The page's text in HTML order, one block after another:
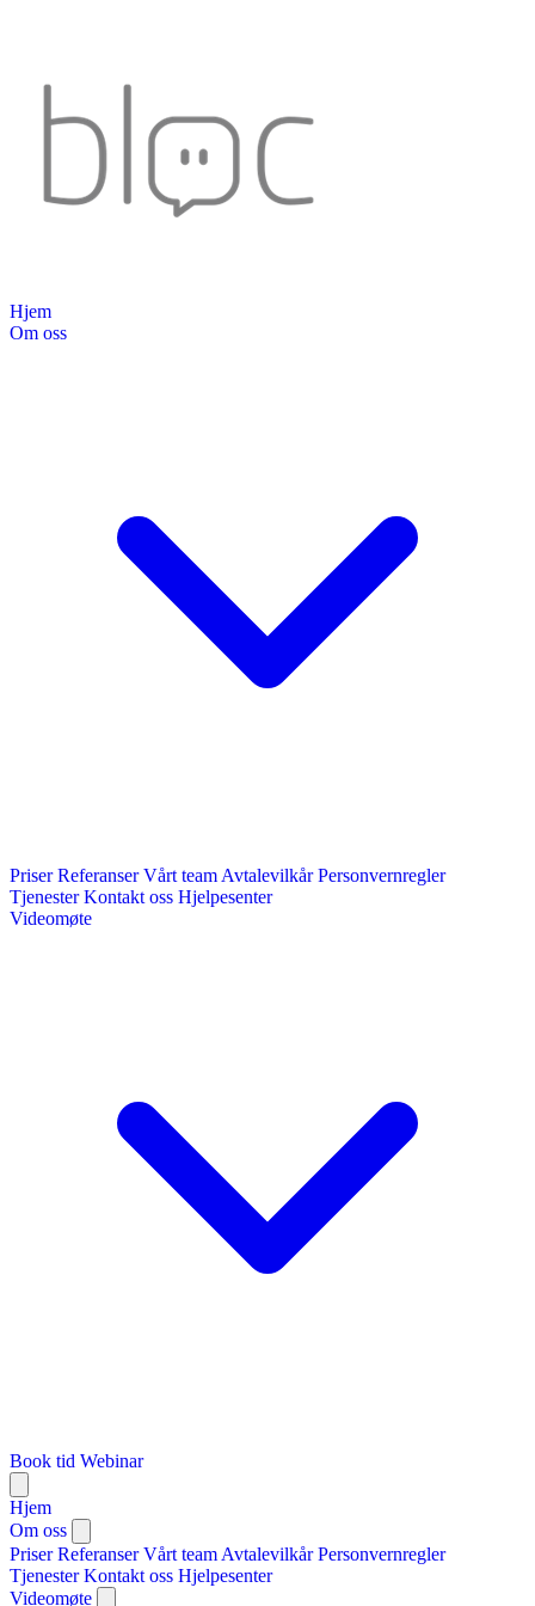
Hjem
Om oss
Priser Referanser Vårt team Avtalevilkår Personvernregler
Tjenester Kontakt oss Hjelpesenter
Videomøte
Book tid Webinar
Hjem
Om oss
Priser Referanser Vårt team Avtalevilkår Personvernregler
Tjenester Kontakt oss Hjelpesenter
Videomøte